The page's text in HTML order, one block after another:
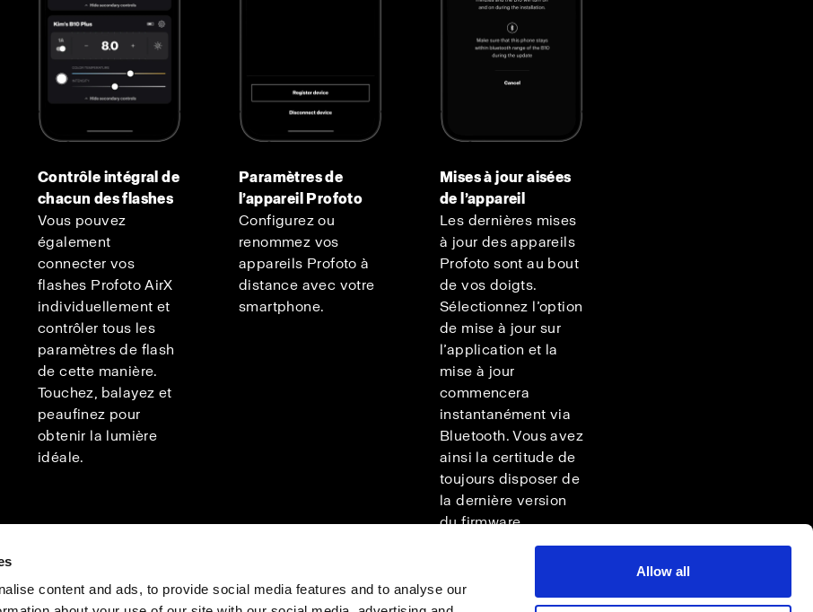
content and ads, to provide social media features and to analyse our
Allow all
Contrôle intégral de
chacun des flashes
Vous pouvez
également
connecter vos
flashes Profoto AirX
individuellement et
contrôler tous les
paramètres de flash
de cette manière.
Touchez, balayez et
peaufinez pour
obtenir la lumière
idéale.
Paramètres de
l’appareil Profoto
Configurez ou
renommez vos
appareils Profoto à
distance avec votre
smartphone.
Mises à jour aisées
de l’appareil
Les dernières mises
à jour des appareils
Profoto sont au bout
de vos doigts.
Sélectionnez l’option
de mise à jour sur
l’application et la
mise à jour
commencera
instantanément via
Bluetooth. Vous avez
ainsi la certitude de
toujours disposer de
la dernière version
du firmware.